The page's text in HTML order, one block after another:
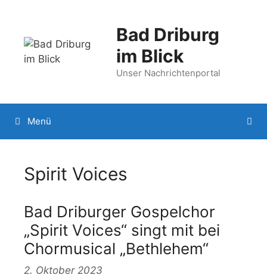
springen
Bad Driburg
im Blick
Unser Nachrichtenportal
Menü
Spirit Voices
Bad Driburger Gospelchor
„Spirit Voices“ singt mit bei
Chormusical „Bethlehem“
2. Oktober 2023